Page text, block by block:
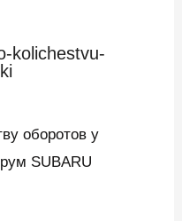
kolichestvu-
оборотов у
SUBARU